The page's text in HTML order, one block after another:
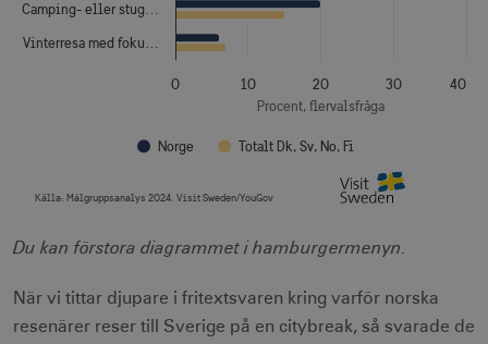
Procent, flervalsfråga
Norge Totalt Dk, Sv, No, Fi
Camping- eller stug…
Vinterresa med foku…
0 10 20 30 40
Källa:Målgruppsanalys 2024. Visit Sweden/YouGov
Du kan förstora diagrammet i hamburgermenyn.
När vi tittar djupare i fritextsvaren kring varför norska
resenärer reser till Sverige på en citybreak, så svarade de